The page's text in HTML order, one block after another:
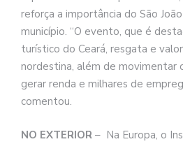
reforça a importância do São
município. “O evento, que é
turístico do Ceará, resgata e
nordestina, além de movimentar
gerar renda e milhares de
comentou.
NO EXTERIOR – Na Europa, o